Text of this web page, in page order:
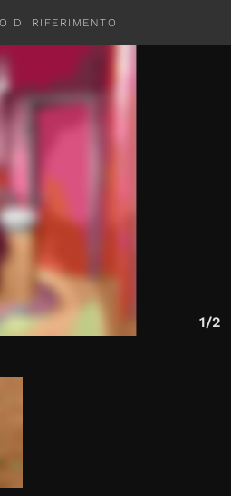
DI RIFERIMENTO
1/2